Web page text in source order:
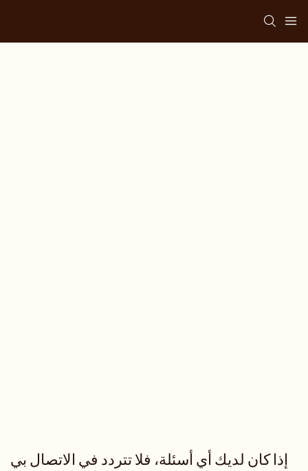
إذا كان لديك أي أسئلة، فلا تتردد في الاتصال بي